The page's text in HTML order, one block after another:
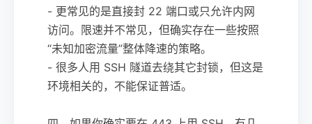
- 更常见的是直接封 22 端口或只允许内网
访问。限速并不常见，但确实存在一些按照
“未知加密流量”整体降速的策略。
- 很多人用 SSH 隧道去绕其它封锁，但这是
环境相关的，不能保证普适。